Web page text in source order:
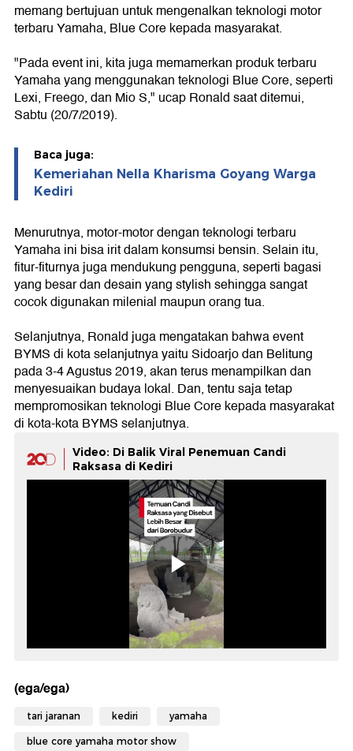
memang bertujuan untuk mengenalkan teknologi motor
terbaru Yamaha, Blue Core kepada masyarakat.
"Pada event ini, kita juga memamerkan produk terbaru
Yamaha yang menggunakan teknologi Blue Core, seperti
Lexi, Freego, dan Mio S," ucap Ronald saat ditemui,
Sabtu (20/7/2019).
Baca juga:
Kemeriahan Nella Kharisma Goyang Warga
Kediri
Menurutnya, motor-motor dengan teknologi terbaru
Yamaha ini bisa irit dalam konsumsi bensin. Selain itu,
fitur-fiturnya juga mendukung pengguna, seperti bagasi
yang besar dan desain yang stylish sehingga sangat
cocok digunakan milenial maupun orang tua.
Selanjutnya, Ronald juga mengatakan bahwa event
BYMS di kota selanjutnya yaitu Sidoarjo dan Belitung
pada 3-4 Agustus 2019, akan terus menampilkan dan
menyesuaikan budaya lokal. Dan, tentu saja tetap
mempromosikan teknologi Blue Core kepada masyarakat
di kota-kota BYMS selanjutnya.
Video: Di Balik Viral Penemuan Candi
Raksasa di Kediri
(ega/ega)
tari jaranan kediri yamaha
blue core yamaha motor show